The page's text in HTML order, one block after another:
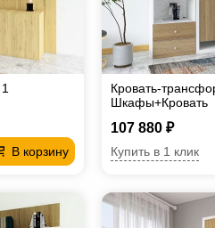
В корзину
Кровать-
Шкафы+Кровать
107 880 ₽
Купить в 1 клик